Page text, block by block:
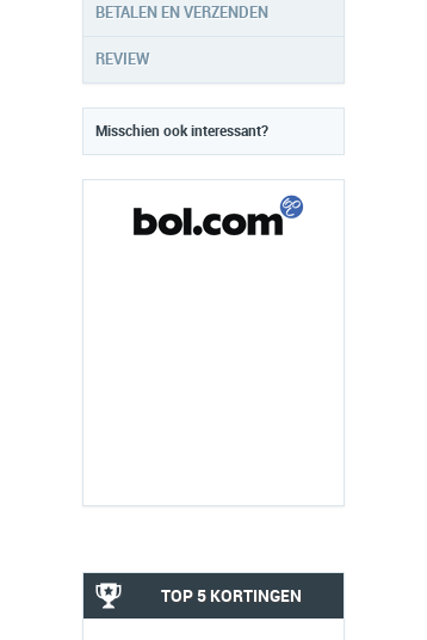
BETALEN EN VERZENDEN
REVIEW
Misschien ook interessant?
TOP 5 KORTINGEN